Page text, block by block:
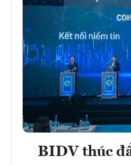
BIDV thúc